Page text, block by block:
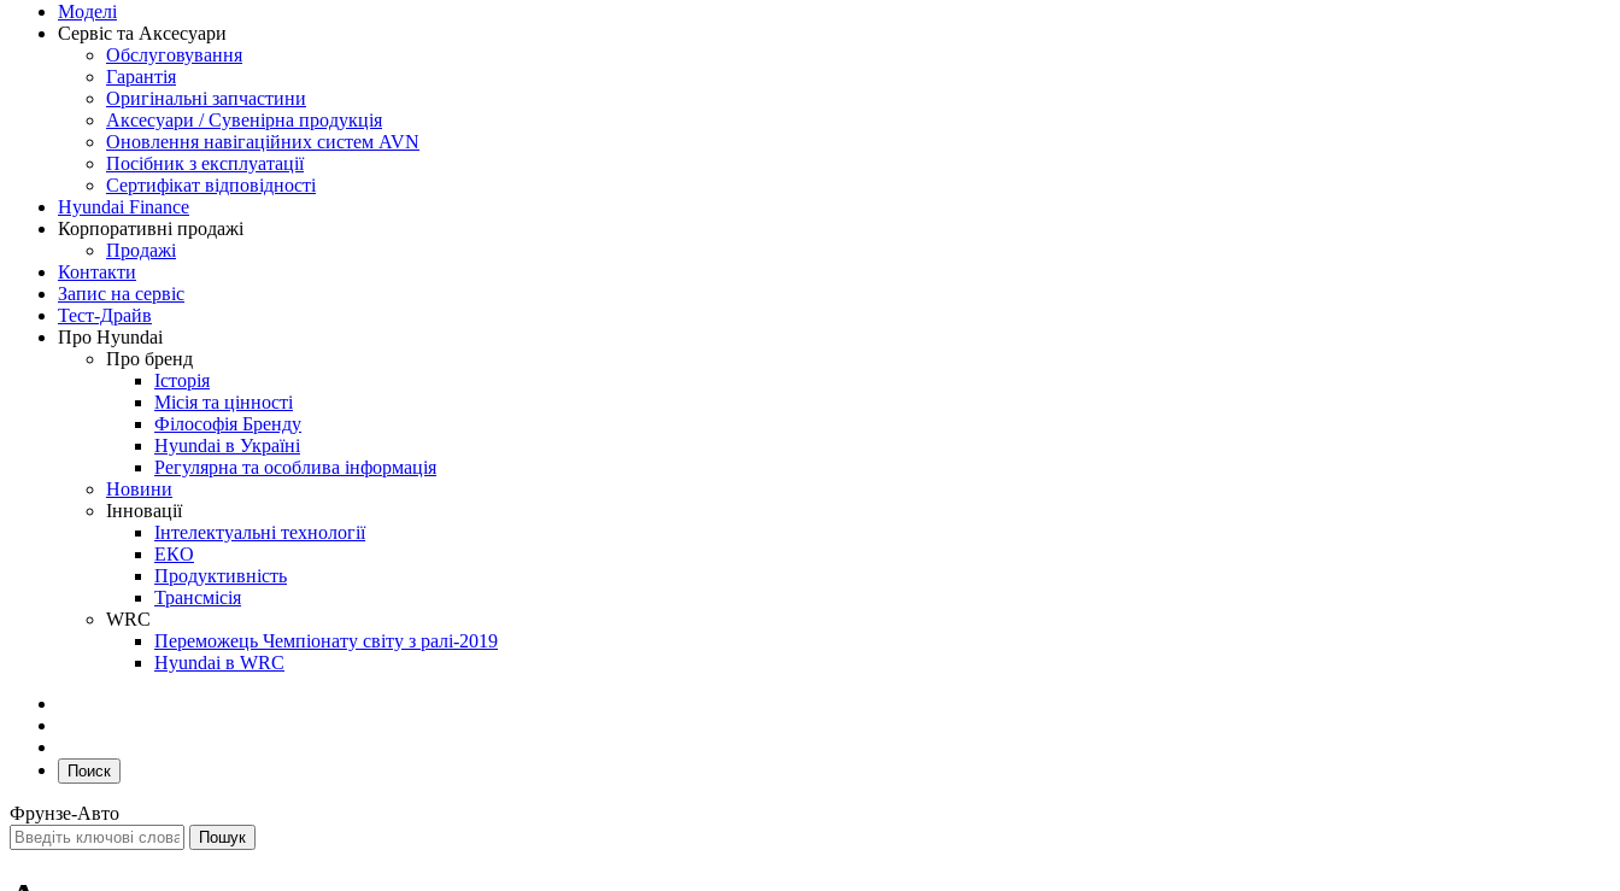
Моделі
Сервіс та Аксесуари
Обслуговування
Гарантія
Оригінальні запчастини
Аксесуари / Сувенірна продукція
Оновлення навігаційних систем AVN
Посібник з експлуатації
Сертифікат відповідності
Hyundai Finance
Корпоративні продажі
Продажі
Контакти
Запис на сервіс
Тест-Драйв
Про Hyundai
Про бренд
Історія
Місія та цінності
Філософія Бренду
Hyundai в Україні
Регулярна та особлива інформація
Новини
Інновації
Інтелектуальні технології
ЕКО
Продуктивність
Трансмісія
WRC
Переможець Чемпіонату світу з ралі-2019
Hyundai в WRC
Поиск
Фрунзе-Авто